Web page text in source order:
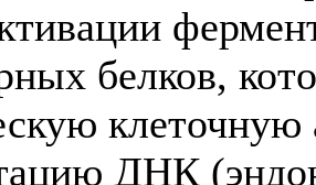
белков,
ДНК